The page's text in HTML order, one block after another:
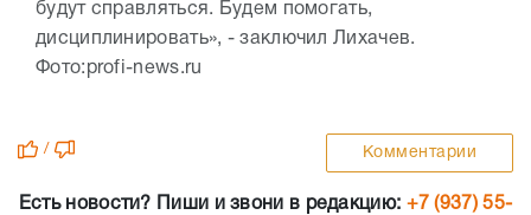
будут справляться. Будем помогать,
дисциплинировать», - заключил Лихачев.
Фото:profi-news.ru
/ Комментарии
Есть новости? Пиши и звони в редакцию: +7 (937) 55-